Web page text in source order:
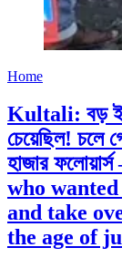
Home
Kultali: বড়
চেয়েছিল! চলে
হাজার
who
and take
the age of